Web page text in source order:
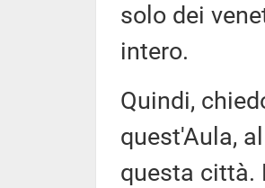
solo dei
intero.
Quindi,
quest'Aula,
questa città.